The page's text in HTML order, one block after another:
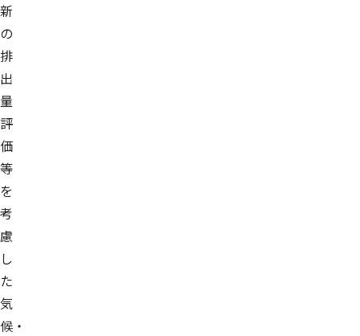
新
の
排
出
量
評
価
等
を
考
慮
し
た
気
候・